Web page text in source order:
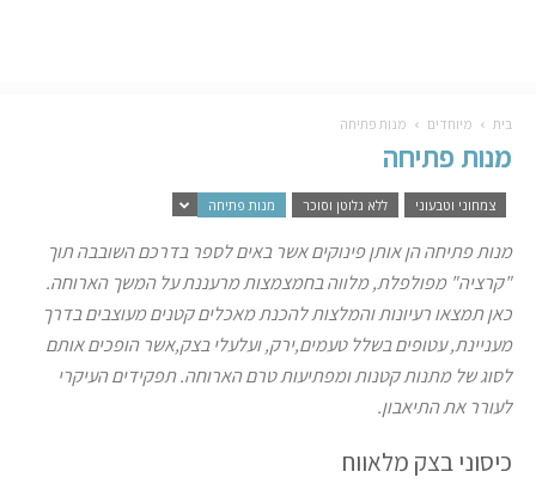
בית מיוחדים מנות פתיחה
מנות פתיחה
צמחוני וטבעוני ללא גלוטן וסוכר מנות פתיחה
מנות פתיחה הן אותן פינוקים אשר באים לספר בדרכם השובבה תוך
"קרציה" מפולפלת, מלווה בחמצמצות מרעננת על המשך הארוחה.
כאן תמצאו רעיונות והמלצות להכנת מאכלים קטנים מעוצבים בדרך
מעניינת, עטופים בשלל טעמים,ירק, ועלעלי בצק,אשר הופכים אותם
לסוג של מתנות קטנות ומפתיעות טרם הארוחה. תפקידים העיקרי
לעורר את התיאבון.
כיסוני בצק מלאווח